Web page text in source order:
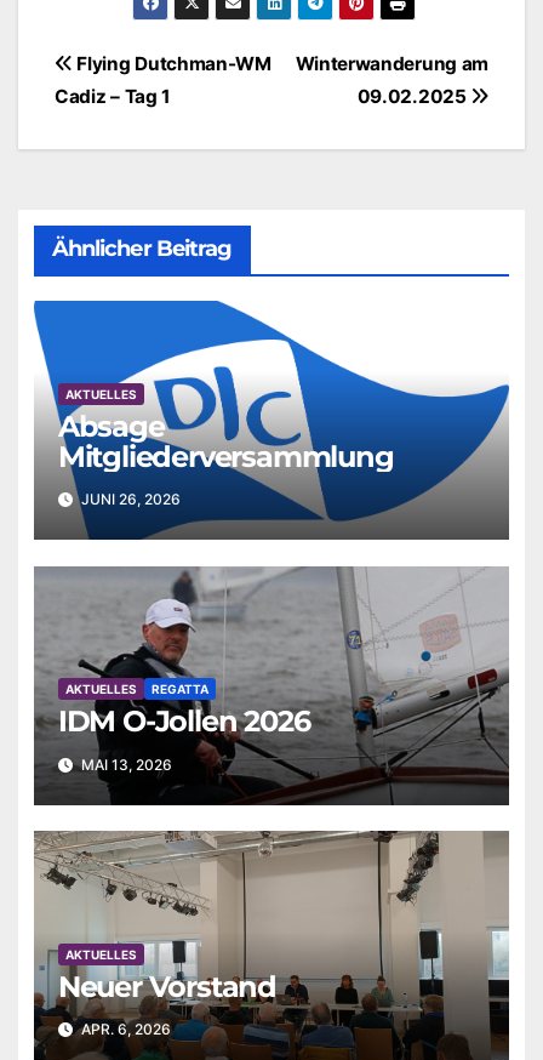
Beitragsnavigation
Winterwanderung am
09.02.2025
Flying Dutchman-WM
Cadiz – Tag 1
Ähnlicher Beitrag
AKTUELLES
Absage
Mitgliederversammlung
JUNI 26, 2026
AKTUELLES REGATTA
IDM O-Jollen 2026
MAI 13, 2026
AKTUELLES
Neuer Vorstand
APR. 6, 2026